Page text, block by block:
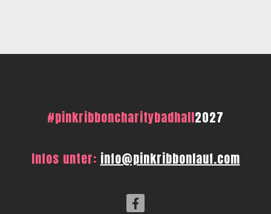
#pinkribboncharitybadhall2027
Infos unter: info@pinkribbonlauf.com